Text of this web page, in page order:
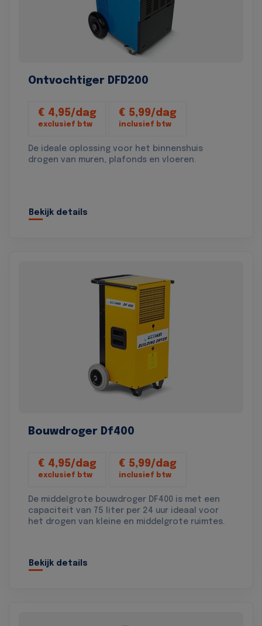
Ontvochtiger DFD200
€ 4,95/dag
exclusief btw
€ 5,99/dag
inclusief btw
De ideale oplossing voor het binnenshuis
drogen van muren, plafonds en vloeren.
Bekijk details
Bouwdroger Df400
€ 4,95/dag
exclusief btw
€ 5,99/dag
inclusief btw
De middelgrote bouwdroger DF400 is met een
capaciteit van 75 liter per 24 uur ideaal voor
het drogen van kleine en middelgrote ruimtes.
Bekijk details